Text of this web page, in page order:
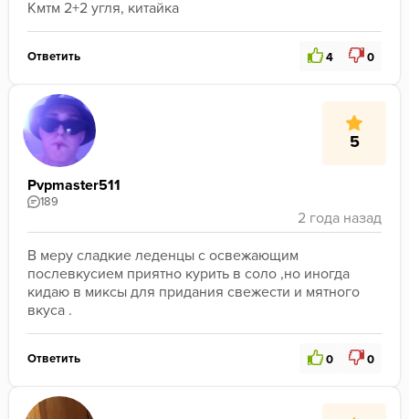
Кмтм 2+2 угля, китайка
Ответить 4 0
5
Pvpmaster511
189
В меру сладкие леденцы с освежающим
послевкусием приятно курить в соло ,но иногда
кидаю в миксы для придания свежести и мятного
вкуса .
Ответить 0 0